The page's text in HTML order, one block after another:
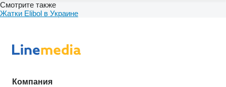
Смотрите также
Жатки Elibol в Украине
Компания